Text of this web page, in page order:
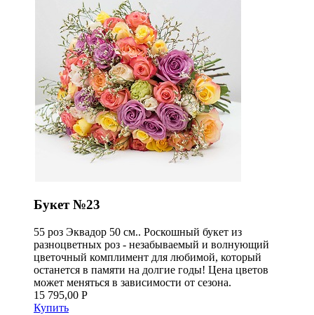
Букет №23
55 роз Эквадор 50 см.. Роскошный букет из
разноцветных роз - незабываемый и волнующий
цветочный комплимент для любимой, который
останется в памяти на долгие годы! Цена цветов
может меняться в зависимости от сезона.
15 795,00 Р
Купить